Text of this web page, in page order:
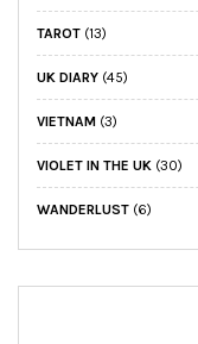
TAROT (13)
UK DIARY (45)
VIETNAM (3)
VIOLET IN THE UK (30)
WANDERLUST (6)